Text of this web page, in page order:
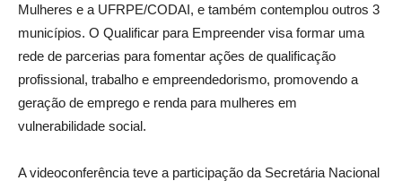
Mulheres e a UFRPE/CODAI, e também contemplou outros 3
municípios. O Qualificar para Empreender visa formar uma
rede de parcerias para fomentar ações de qualificação
profissional, trabalho e empreendedorismo, promovendo a
geração de emprego e renda para mulheres em
vulnerabilidade social.
A videoconferência teve a participação da Secretária Nacional